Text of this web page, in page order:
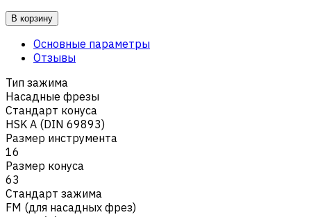
В корзину
Основные параметры
Отзывы
Тип зажима
Насадные фрезы
Стандарт конуса
HSK A (DIN 69893)
Размер инструмента
16
Размер конуса
63
Стандарт зажима
FM (для насадных фрез)